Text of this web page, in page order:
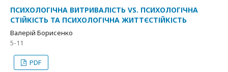
ПСИХОЛОГІЧНА ВИТРИВАЛІСТЬ VS. ПСИХОЛОГІЧНА
СТІЙКІСТЬ ТА ПСИХОЛОГІЧНА ЖИТТЄСТІЙКІСТЬ
Валерій Борисенко
5-11
PDF